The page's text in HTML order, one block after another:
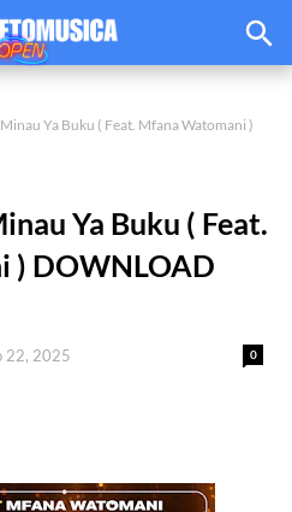
Minau Ya Buku ( Feat. Mfana Watomani )
Ya Buku ( Feat.
) DOWNLOAD
0
22, 2025